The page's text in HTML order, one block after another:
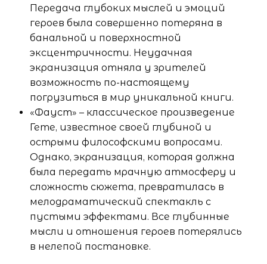
Передача глубоких мыслей и эмоций
героев была совершенно потеряна в
банальной и поверхностной
эксцентричности. Неудачная
экранизация отняла у зрителей
возможность по-настоящему
погрузиться в мир уникальной книги.
«Фауст» – классическое произведение
Гете, известное своей глубиной и
острыми философскими вопросами.
Однако, экранизация, которая должна
была передать мрачную атмосферу и
сложность сюжета, превратилась в
мелодраматический спектакль с
пустыми эффектами. Все глубинные
мысли и отношения героев потерялись
в нелепой постановке.